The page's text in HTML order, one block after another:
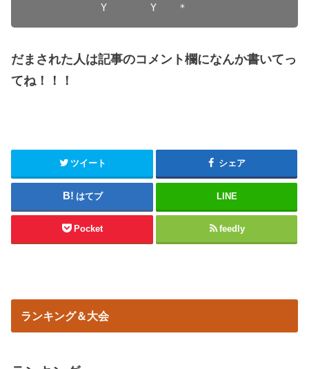
Y 　　　 Y　　＊
だまされた人は記事のコメント欄になんか書いてっ
てね！！！
ツイート シェア
はてブ LINE
Pocket feedly
ランキング＆大会